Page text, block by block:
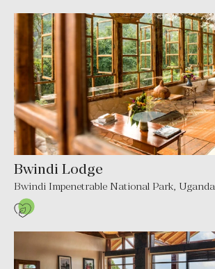
Bwindi Lodge
Bwindi Impenetrable National Park, Uganda